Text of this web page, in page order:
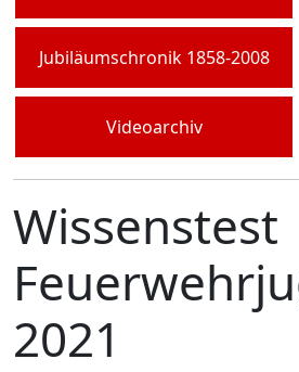
Jubiläumschronik 1858-2008
Videoarchiv
Wissenstest
2021